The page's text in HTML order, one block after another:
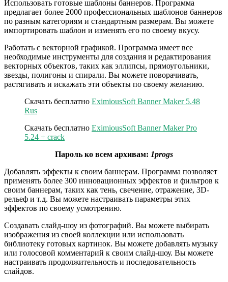
Использовать готовые шаблоны баннеров. Программа
предлагает более 2000 профессиональных шаблонов баннеров
по разным категориям и стандартным размерам. Вы можете
импортировать шаблон и изменять его по своему вкусу.
Работать с векторной графикой. Программа имеет все
необходимые инструменты для создания и редактирования
векторных объектов, таких как эллипсы, прямоугольники,
звезды, полигоны и спирали. Вы можете поворачивать,
растягивать и искажать эти объекты по своему желанию.
Скачать бесплатно EximiousSoft Banner Maker 5.48
Rus
Скачать бесплатно EximiousSoft Banner Maker Pro
5.24 + crack
Пароль ко всем архивам: 1progs
Добавлять эффекты к своим баннерам. Программа позволяет
применять более 300 инновационных эффектов и фильтров к
своим баннерам, таких как тень, свечение, отражение, 3D-
рельеф и т.д. Вы можете настраивать параметры этих
эффектов по своему усмотрению.
Создавать слайд-шоу из фотографий. Вы можете выбирать
изображения из своей коллекции или использовать
библиотеку готовых картинок. Вы можете добавлять музыку
или голосовой комментарий к своим слайд-шоу. Вы можете
настраивать продолжительность и последовательность
слайдов.